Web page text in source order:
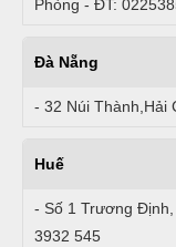
Phòng - ĐT:
Đà Nẵng
- 32 Núi Thành,Hải
Huế
- Số 1 Trương
3932 545